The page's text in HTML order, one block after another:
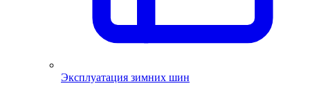
Эксплуатация зимних шин